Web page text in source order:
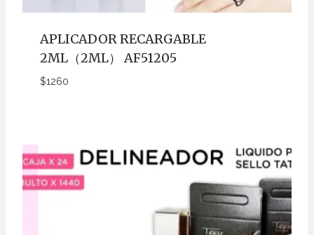
APLICADOR RECARGABLE
2ML（2ML） AF51205
$1260